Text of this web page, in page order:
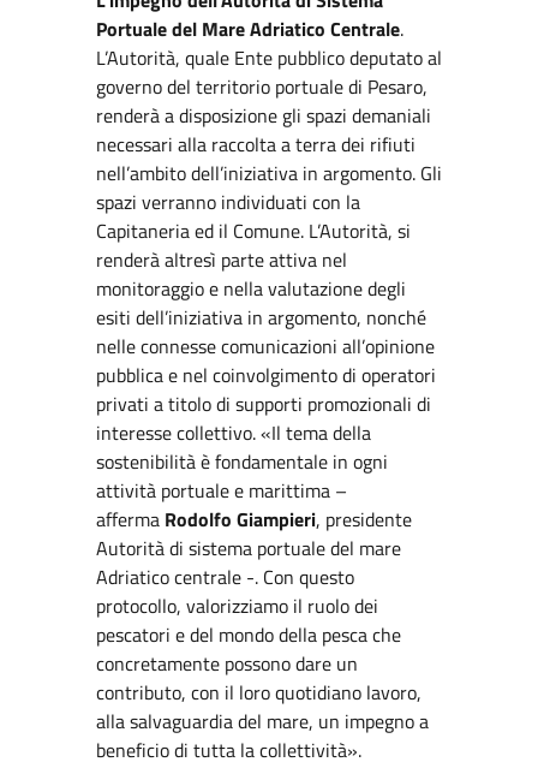
Portuale del Mare Adriatico Centrale.
L’Autorità, quale Ente pubblico deputato al
governo del territorio portuale di Pesaro,
renderà a disposizione gli spazi demaniali
necessari alla raccolta a terra dei rifiuti
nell’ambito dell’iniziativa in argomento. Gli
spazi verranno individuati con la
Capitaneria ed il Comune. L’Autorità, si
renderà altresì parte attiva nel
monitoraggio e nella valutazione degli
esiti dell’iniziativa in argomento, nonché
nelle connesse comunicazioni all’opinione
pubblica e nel coinvolgimento di operatori
privati a titolo di supporti promozionali di
interesse collettivo. «Il tema della
sostenibilità è fondamentale in ogni
attività portuale e marittima –
afferma Rodolfo Giampieri, presidente
Autorità di sistema portuale del mare
Adriatico centrale -. Con questo
protocollo, valorizziamo il ruolo dei
pescatori e del mondo della pesca che
concretamente possono dare un
contributo, con il loro quotidiano lavoro,
alla salvaguardia del mare, un impegno a
beneficio di tutta la collettività».